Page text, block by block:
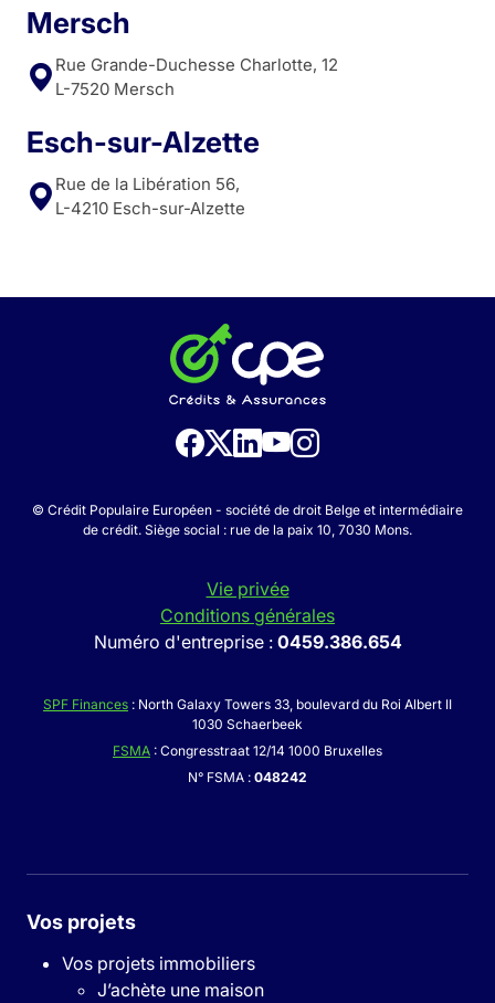
Mersch
Rue Grande-Duchesse Charlotte, 12
L-7520 Mersch
Esch-sur-Alzette
Rue de la Libération 56,
L-4210 Esch-sur-Alzette
© Crédit Populaire Européen - société de droit Belge et intermédiaire
de crédit. Siège social : rue de la paix 10, 7030 Mons.
Vie privée
Conditions générales
Numéro d'entreprise : 0459.386.654
SPF Finances : North Galaxy Towers 33, boulevard du Roi Albert II
1030 Schaerbeek
FSMA : Congresstraat 12/14 1000 Bruxelles
N° FSMA : 048242
Vos projets
Vos projets immobiliers
J’achète une maison